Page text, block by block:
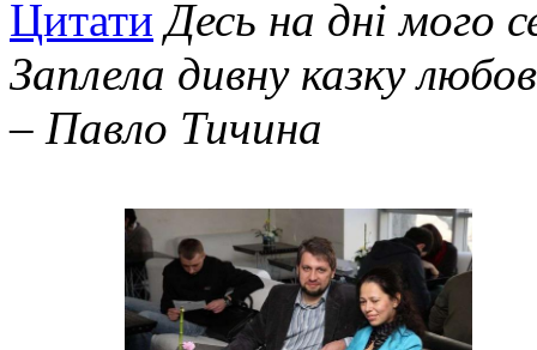
Цитати Десь на дні мого
Заплела дивну казку
– Павло Тичина